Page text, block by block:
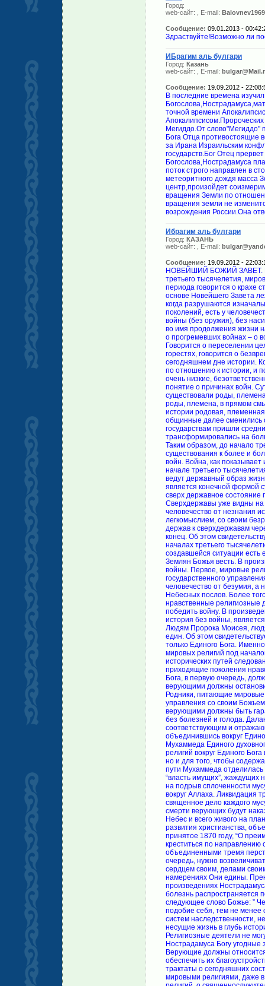
Город:
web-сайт:
, E-mail:
Сообщение: 09.01.2013 -
Здраствуйте!Возможно ли
ИБрагим аль булгари
Город: Казань
web-сайт:
, E-mail:
Сообщение: 19.09.2012 -
В последние времена
точной времени
Мегиддо.От слово"Мегиддо"
Бога Отца противостоящие
за Ирана Израильским
государств.Бог Отец
Богослова,Нострадамуса
поток строго направлен в
метеоритного дождя масса
центр,произойдет
вращения Земли по
вращения земли не
возрождения России.Она
Ибрагим аль булгари
Город: КАЗАНЬ
web-сайт:
, E-mail:
Сообщение: 19.09.2012 -
НОВЕЙШИЙ БОЖИЙ ЗАВЕТ. В пророческих произведениях Мишеля де Нострадамуса, в началах третьего тысячелетия, мировым религиям отведено особое место. В произведениях этого периода говорится о крахе старых основ религий и о Новейшем Завете Бога к Землянам. В основе Новейшего Завета лежит праведная Божья мысль: “В началах третьего тысячелетия, когда разрушаются изначальные исторические ценности, овладевшие умами прошедших поколений, есть у человечества возможность избирать свою дальнейшую историю – историю без войны (без оружия), без насилия, без болезней и голода – историю мира, согласия, добрых дел во имя продолжения жизни на Земле. Содержание Основного Послания раскрыто. Там речь идет о прогремевших войнах – о войнах жестоких, разрушительных, опустошительных и кровожадных. Говорится о переселении целых народов из своих обжитых земель, говорится о людских слезах, горестях, говорится о безвременно усопших на полях сражений. Помимо всего этого есть слово о сегодняшнем дне истории. Конкретно о том, что у “власти” государств мира мысли и поступки и по отношению к истории, и по отношению к судьбам приходящих к жизни поколений очень и очень низкие, безответственные, безнравственные. В содержании Новейшего Завета есть понятие о причинах войн. Суть их такова. Нострадамус пишет, – “В прошедших временах существовали роды, племена. Если их считать за начало исторического развития государств, то роды, племена, в прямом смысле слова, есть самые низшие формы государственности. В истории родовая, племенная форма государственности сменились с общинными формами, а общинные далее сменились с малыми государствами. В свою очередь, на смену малым государствам пришли средние государства. Как показывает история, средние государства трансформировались на большие государства и, наконец, их заменили державные государства. Таким образом, до начало третьего тысячелетия, государства из своих низших форм существования к более и более высоким формам трансформировались путем войны, путем цепи войн. Война, как показывает историческая закономерность, есть инструмент трансформации. В начале третьего тысячелетия многие государства мира находятся в державном состоянии, т. е. ведут державный образ жизни. В истории человечества державное состояние государств не является конечной формой существования, т. е. высшей формой существования их. Есть еще сверх державное состояние государств, т. е. сверх державная форма существования государств. Сверхдержавы уже видны на горизонте истории и ждут, ждут прихода своего часа. Если человечество от незнания истории и исторических закономерностей, да, и со своим легкомыслием, со своим безразличием ко всему происходящему, допустить трансформацию держав к сверхдержавам через войны, то человечеству и всю живую природу ожидает уродливый конец. Об этом свидетельствуют накопившееся атомные, химическое, биологическое оружия. В началах